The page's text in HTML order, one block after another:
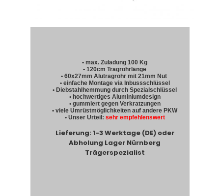
• max. Zuladung 100 Kg
• 120cm Tragrohrlänge
• 60x27mm Alutragrohr mit 21mm Nut
• einfache Montage via Inbussschlüssel
• Diebstahlhemmung durch Spezialschlüssel
• hochwertiges Aluminiumdesign
• gummiert gegen Verkratzungen
• viele Umrüstmöglichkeiten auf andere PKW
• Unser Urteil: sehr empfehlenswert
Lieferung: 1-3 Werktage (DE) oder
Abholung Lager Nürnberg
Trägerspezialist